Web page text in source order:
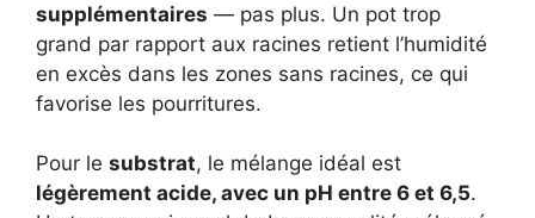
supplémentaires — pas plus. Un pot trop
grand par rapport aux racines retient l’humidité
en excès dans les zones sans racines, ce qui
favorise les pourritures.
Pour le substrat, le mélange idéal est
légèrement acide, avec un pH entre 6 et 6,5.